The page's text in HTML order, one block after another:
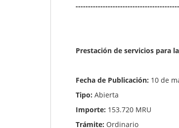
Prestación de servicios para
Fecha de Publicación: 10 de
Tipo: Abierta
Importe: 153.720 MRU
Trámite: Ordinario